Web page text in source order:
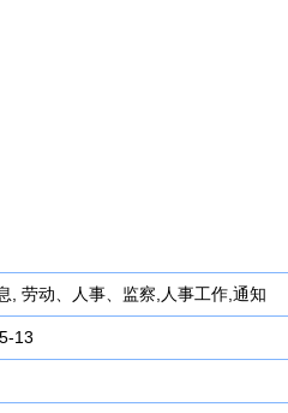
, 劳动、人事、监察,人事工作,通知
13